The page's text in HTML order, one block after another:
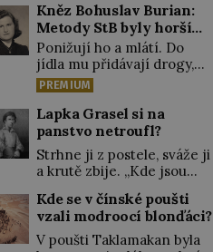
Kněz Bohuslav Burian:
Metody StB byly horší
než gestapácké trýznění
Ponižují ho a mlátí. Do
jídla mu přidávají drogy,
nenechají ho pořádně
vyspat a smrtí vyhrožují i
jeho nejbližším. Burian
kruté týrání nevydrží a
estébákům podepíše
všechno, co po něm chtějí.
Svým podpisem jim potvrdí
také to, že na něj během
výslechů nikdo nevyvíjel
nátlak. Syn brněnského
PREMIUM
Lapka Grasel si na
panstvo netroufl?
Strhne ji z postele, sváže ji
a krutě zbije. „Kde jsou
starou švadlenku. Když mu
to neprozradí – ostatně ani
nemůže, protože žádné
Kde se v čínské poušti
vzali modroocí blonďáci?
V poušti Taklamakan byla